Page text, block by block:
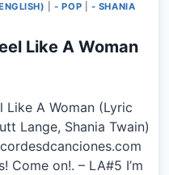
|- POP
- SHANIA
Like A Woman
Like A Woman (Lyric
Lange, Shania Twain)
on!. – LA#5 I’m